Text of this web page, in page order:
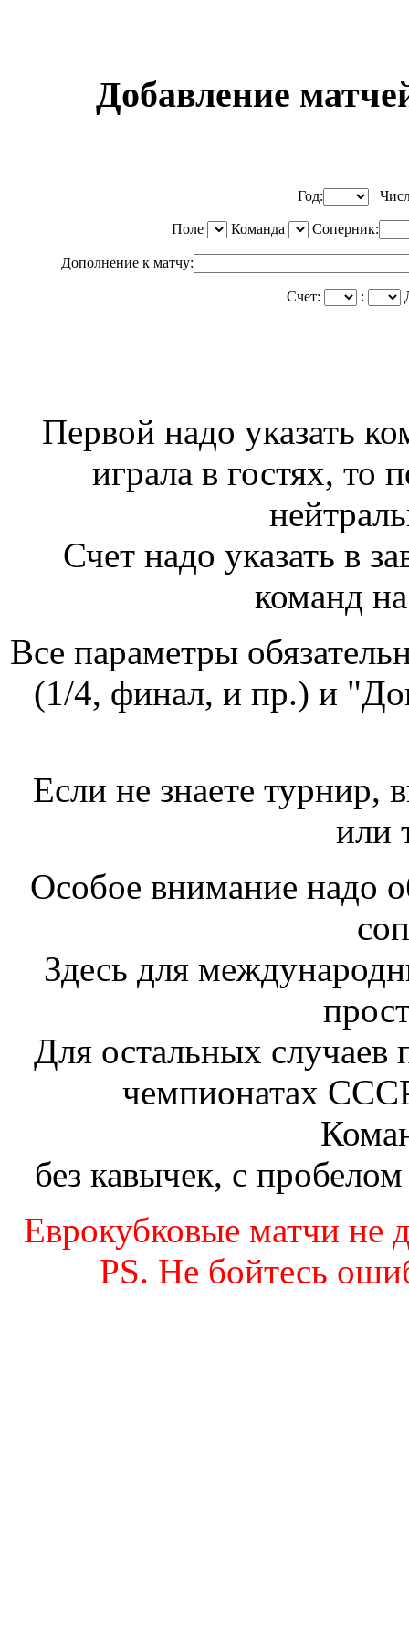
Добавление
Год:
Поле Команда Соперник:
Дополнение к матчу:
Счет: :
Первой надо указать
играла в гостях, то
Счет надо указать в
команд
Все параметры
(1/4, финал, и пр.) и
Если не знаете турнир,
или
Особое внимание надо
Здесь для
Для остальных случаев
чемпионатах
без кавычек, с
Еврокубковые матчи не
PS. Не бойтесь